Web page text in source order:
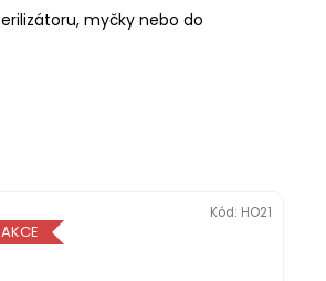
myčky nebo do
AKCE
Kód: HO21